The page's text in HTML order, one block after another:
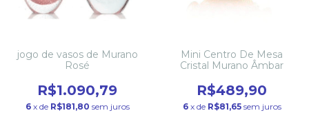
jogo de vasos de Murano
Rosé
R$1.090,79
6 x de R$181,80 sem juros
Mini Centro De Mesa
Cristal Murano Âmbar
R$489,90
6 x de R$81,65 sem juros